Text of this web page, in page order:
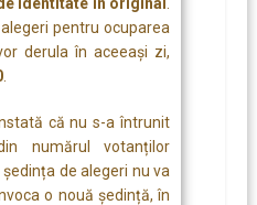
pentru ocuparea
derula în aceeași zi,
.
că nu s-a întrunit
numărul votanților
ședința de alegeri nu va
o nouă ședință, în